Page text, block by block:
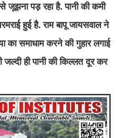
जूझना पड़ रहा है. पानी की कमी
हुई है. राम बापू जायसवाल ने
का समाधाम करने की गुहार लगाई
ही पानी की किल्लत दूर कर